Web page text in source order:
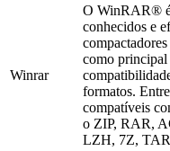
Winrar
O WinRAR®
conhecidos e
como principal
formatos.
compatíveis
o ZIP, RAR,
LZH, 7Z, TAR